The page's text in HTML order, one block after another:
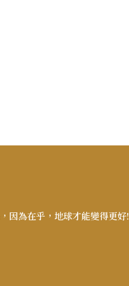
因為在乎，地球才能變得更好!